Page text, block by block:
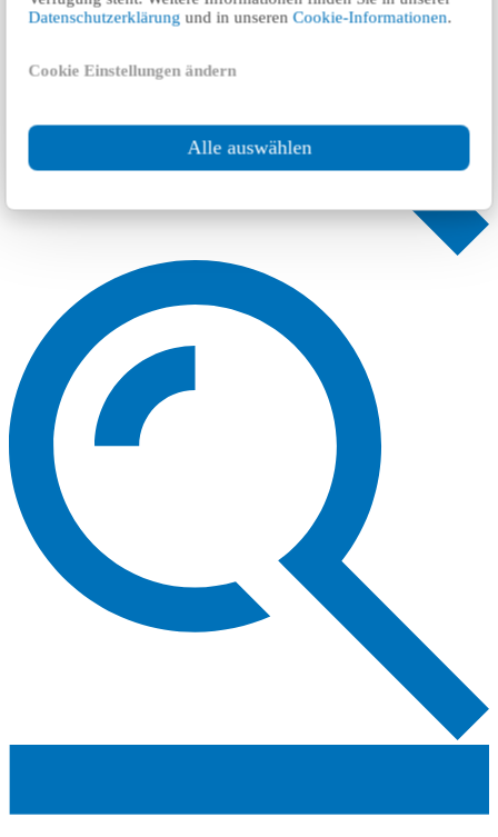
Datenschutzerklärung und in unserenCookie-Informationen.
Cookie Einstellungen ändern
Alle auswählen